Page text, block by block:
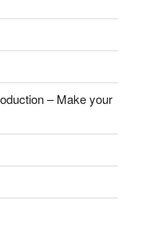
– Make your